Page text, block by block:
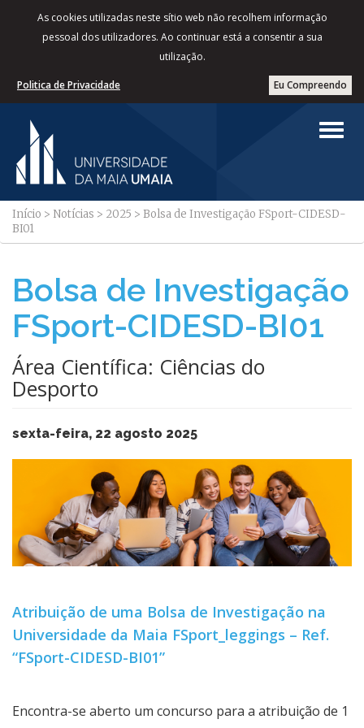
As cookies utilizadas neste sítio web não recolhem informação
pessoal dos utilizadores. Ao continuar está a consentir a sua
utilização.
Eu Compreendo
Politica de Privacidade
Início > Notícias > 2025 > Bolsa de Investigação FSport-CIDESD-
BI01
Bolsa de Investigação
FSport-CIDESD-BI01
Área Científica: Ciências do
Desporto
sexta-feira, 22 agosto 2025
Atribuição de uma Bolsa de Investigação na
Universidade da Maia FSport_leggings – Ref.
“FSport-CIDESD-BI01”
Encontra-se aberto um concurso para a atribuição de 1